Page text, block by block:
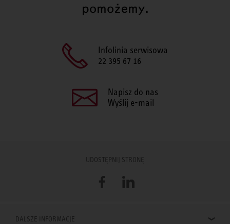
pomożemy.
Infolinia serwisowa
22 395 67 16
Napisz do nas
Wyślij e-mail
UDOSTĘPNIJ STRONĘ
FacebookLinkedIn
DALSZE INFORMACJE